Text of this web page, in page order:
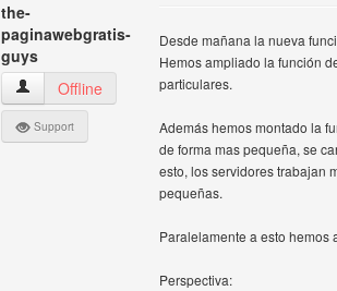
the-
paginawebgratis-
guys
the-paginawebgratis-guys Ver perfil del
Offline
Support
Desde mañana la nueva
Hemos ampliado la función
particulares.
Además hemos montado la
de forma mas pequeña, se
esto, los servidores trabajan
pequeñas.
Paralelamente a esto hemos
Perspectiva: